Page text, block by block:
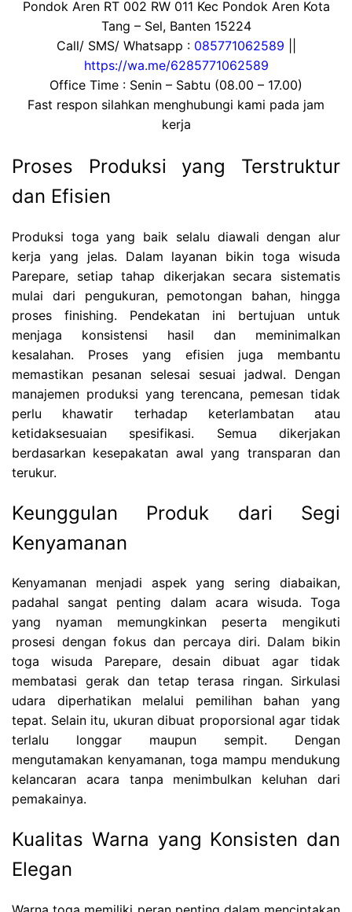
Pondok Aren RT 002 RW 011 Kec Pondok Aren Kota
Tang – Sel, Banten 15224
Call/ SMS/ Whatsapp : 085771062589
https://wa.me/6285771062589
Office Time : Senin – Sabtu (08.00 – 17.00)
Fast respon silahkan menghubungi kami pada jam
kerja
Proses Produksi yang Terstruktur
dan Efisien
Produksi toga yang baik selalu diawali dengan alur
kerja yang jelas. Dalam layanan bikin toga wisuda
Parepare, setiap tahap dikerjakan secara sistematis
mulai dari pengukuran, pemotongan bahan, hingga
proses finishing. Pendekatan ini bertujuan untuk
menjaga konsistensi hasil dan meminimalkan
kesalahan. Proses yang efisien juga membantu
memastikan pesanan selesai sesuai jadwal. Dengan
manajemen produksi yang terencana, pemesan tidak
perlu khawatir terhadap keterlambatan atau
ketidaksesuaian spesifikasi. Semua dikerjakan
berdasarkan kesepakatan awal yang transparan dan
terukur.
Keunggulan Produk dari Segi
Kenyamanan
Kenyamanan menjadi aspek yang sering diabaikan,
padahal sangat penting dalam acara wisuda. Toga
yang nyaman memungkinkan peserta mengikuti
prosesi dengan fokus dan percaya diri. Dalam bikin
toga wisuda Parepare, desain dibuat agar tidak
membatasi gerak dan tetap terasa ringan. Sirkulasi
udara diperhatikan melalui pemilihan bahan yang
tepat. Selain itu, ukuran dibuat proporsional agar tidak
terlalu longgar maupun sempit. Dengan
mengutamakan kenyamanan, toga mampu mendukung
kelancaran acara tanpa menimbulkan keluhan dari
pemakainya.
Kualitas Warna yang Konsisten dan
Elegan